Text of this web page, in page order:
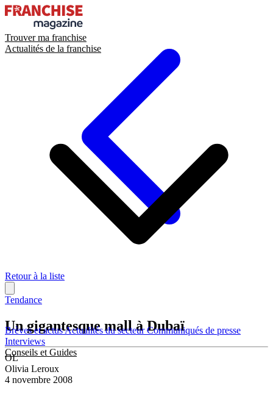
Trouver ma franchise
Actualités de la franchise
Brèves et actusActualités du secteurCommuniqués de presse
Interviews
Conseils et Guides
Retour à la liste
Tendance
Un gigantesque mall à Dubaï
OL
Olivia Leroux
4 novembre 2008